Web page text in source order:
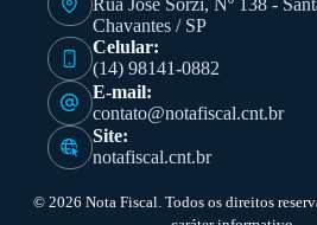
Chavantes / SP
Celular:
(14) 98141-0882
E-mail:
contato@notafiscal.cnt.br
Site:
notafiscal.cnt.br
© 2026 Nota Fiscal. Todos os direitos